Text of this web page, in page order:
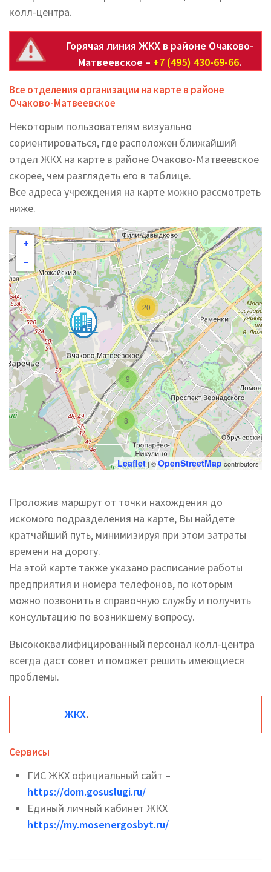
колл-центра.
Горячая линия ЖКХ в районе Очаково-
Матвеевское – +7 (495) 430-69-66.
Все отделения организации на карте в районе
Очаково-Матвеевское
Некоторым пользователям визуально
сориентироваться, где расположен ближайший
отдел ЖКХ на карте в районе Очаково-Матвеевское
скорее, чем разглядеть его в таблице.
Все адреса учреждения на карте можно рассмотреть
ниже.
8
20
9
+
−
Leaflet| ©OpenStreetMap contributors
Проложив маршрут от точки нахождения до
искомого подразделения на карте, Вы найдете
кратчайший путь, минимизируя при этом затраты
времени на дорогу.
На этой карте также указано расписание работы
предприятия и номера телефонов, по которым
можно позвонить в справочную службу и получить
консультацию по возникшему вопросу.
Высококвалифицированный персонал колл-центра
всегда даст совет и поможет решить имеющиеся
проблемы.
ЖКХ.
Сервисы
ГИС ЖКХ официальный сайт –
https://dom.gosuslugi.ru/
Единый личный кабинет ЖКХ
https://my.mosenergosbyt.ru/